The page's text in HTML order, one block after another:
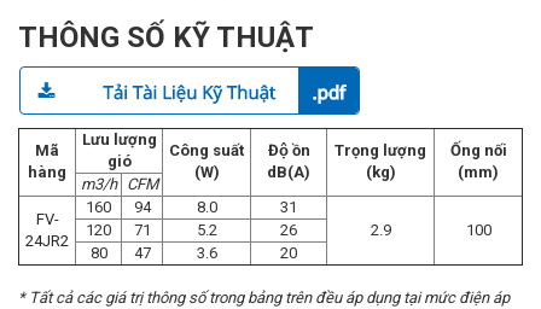
THÔNG SỐ KỸ THUẬT
Mã
hàng
Lưu lượng
gió
Công suất
(W)
Độ ồn
dB(A)
Trọng lượng
(kg)
Ống nối
(mm)
m3/h
CFM
FV-
24JR2
160 94 8.0
31
2.9
100
120 71 5.2
26
80
47 3.6 20
* Tất cả các giá trị thông số trong bảng trên đều áp dụng tại mức điện áp